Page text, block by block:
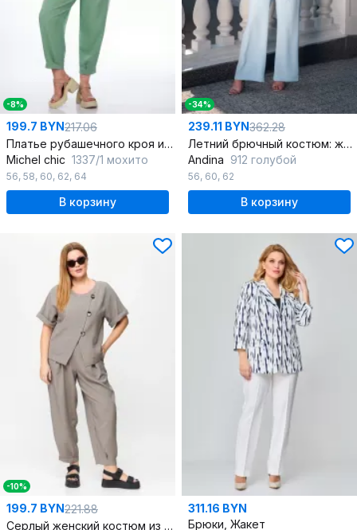
-8%
199.7 BYN217.06
Платье рубашечного кроя из хлопка с разрезом и карманами
Michel chic 1337/1 мохито
56, 58, 60, 62, 64
В корзину
-34%
239.11 BYN362.28
Летний брючный костюм: жакет-кимано и брюки палаццо
Andina 912 голубой
56, 60, 62
В корзину
-10%
199.7 BYN221.88
Серлый женский костюм из льна-вишера с укороченным жакетом
311.16 BYN
Брюки, Жакет